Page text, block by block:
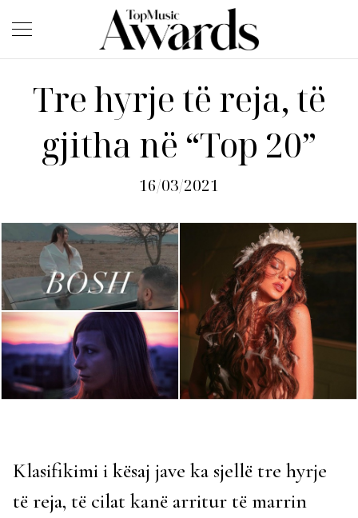
Tre hyrje të reja, të
gjitha në “Top 20”
16/03/2021
Klasifikimi i kësaj jave ka sjellë tre hyrje
të reja, të cilat kanë arritur të marrin